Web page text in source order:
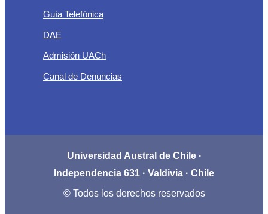
Guía Telefónica
DAE
Admisión UACh
Canal de Denuncias
Universidad Austral de Chile ·
Independencia 631 · Valdivia · Chile
© Todos los derechos reservados